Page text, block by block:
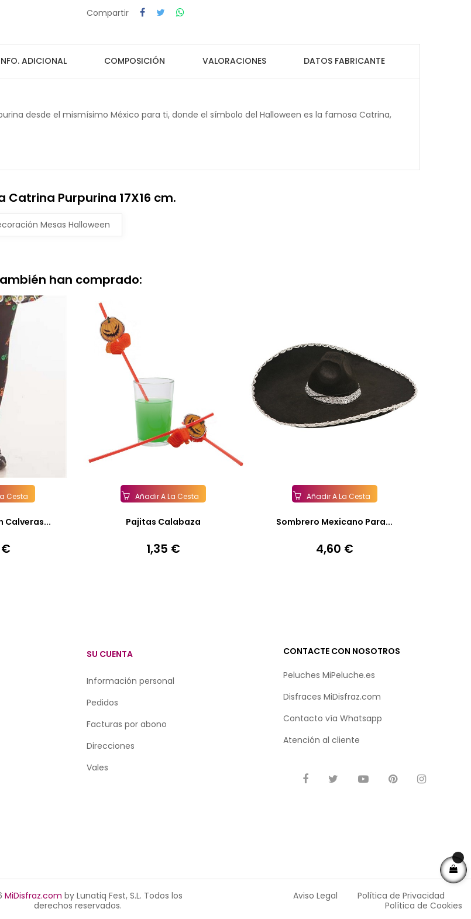
Compartir
ADICIONAL COMPOSICIÓN VALORACIONES DATOS FABRICANTE
desde el mismísimo México para ti, donde el símbolo del Halloween es la famosa Catrina,
Purpurina 17X16 cm.
Mesas Halloween
han comprado:
Cesta
Calveras...
€
Añadir A La Cesta
Pajitas Calabaza
Precio
1,35 €
Añadir A La Cesta
Sombrero Mexicano Para...
Precio
4,60 €
SU CUENTA
Información personal
Pedidos
Facturas por abono
Direcciones
Vales
CONTACTE CON NOSOTROS
Peluches MiPeluche.es
Disfraces MiDisfraz.com
Contacto vía Whatsapp
Atención al cliente
MiDisfraz.com by Lunatiq Fest, S.L. Todos los
derechos reservados.
Aviso Legal
Política de Privacidad
Política de Cookies